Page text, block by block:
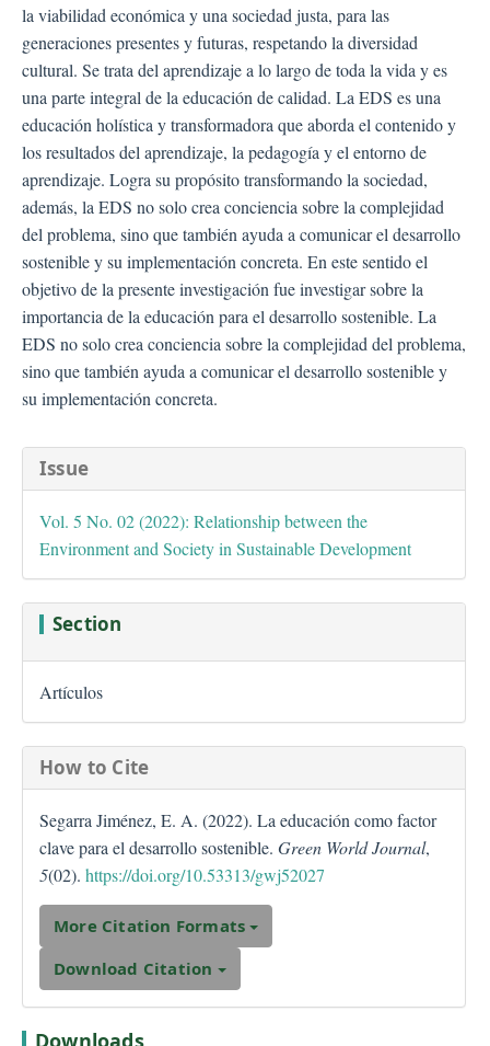
la viabilidad económica y una sociedad justa, para las
generaciones presentes y futuras, respetando la diversidad
cultural. Se trata del aprendizaje a lo largo de toda la vida y es
una parte integral de la educación de calidad. La EDS es una
educación holística y transformadora que aborda el contenido y
los resultados del aprendizaje, la pedagogía y el entorno de
aprendizaje. Logra su propósito transformando la sociedad,
además, la EDS no solo crea conciencia sobre la complejidad
del problema, sino que también ayuda a comunicar el desarrollo
sostenible y su implementación concreta. En este sentido el
objetivo de la presente investigación fue investigar sobre la
importancia de la educación para el desarrollo sostenible. La
EDS no solo crea conciencia sobre la complejidad del problema,
sino que también ayuda a comunicar el desarrollo sostenible y
su implementación concreta.
Issue
Vol. 5 No. 02 (2022): Relationship between the
Environment and Society in Sustainable Development
Section
Artículos
How to Cite
Segarra Jiménez, E. A. (2022). La educación como factor
clave para el desarrollo sostenible. Green World Journal,
5(02). https://doi.org/10.53313/gwj52027
More Citation Formats
Download Citation
Downloads